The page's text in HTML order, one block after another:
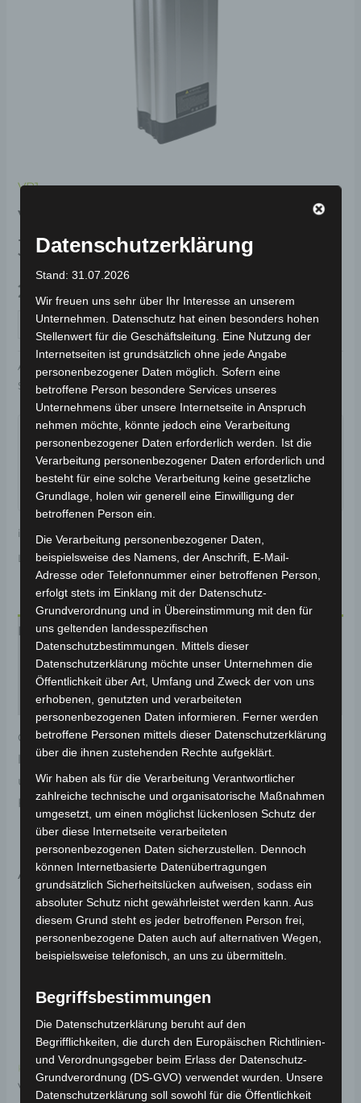
VB1
VB1 BATTERIE LITHIUM
36V 8.8AH – VB1
259,00
IN DEN WARENKORB
Artikelnummer: 3M000-20009-00 Kategorie:
Schlagwörter:Elektrik & Beleuchtung,Akku
Garantiert sicherer Checkout
inkl. 19 % MwSt.
Kostenloser Versand
Lieferzeit:Versandfertig innerhalb 24 Stunden*
Beschreibung
Produktsicherheit
Rezensionen (0)
Original-Ersatzteil für den Pedelec VB1. Batterie
lithium 36v 8.8ah – vb1 für optimale Funktionalität
und Haltbarkeit. Weitere Informationen zum
Fahrzeug findest du hier:Volta Motor Pedelec VB1.
Ähnliche Produkte
Kostenloser Versand
VT5 BLINKER VT5 KABELTERMINAL
Datenschutzerklärung
Stand: 31.07.2026
Wir freuen uns sehr über Ihr Interesse an unserem
Unternehmen. Datenschutz hat einen besonders hohen
Stellenwert für die Geschäftsleitung. Eine Nutzung der
Internetseiten ist grundsätzlich ohne jede Angabe
personenbezogener Daten möglich. Sofern eine
betroffene Person besondere Services unseres
Unternehmens über unsere Internetseite in Anspruch
nehmen möchte, könnte jedoch eine Verarbeitung
personenbezogener Daten erforderlich werden. Ist die
Verarbeitung personenbezogener Daten erforderlich und
besteht für eine solche Verarbeitung keine gesetzliche
Grundlage, holen wir generell eine Einwilligung der
betroffenen Person ein.
Die Verarbeitung personenbezogener Daten,
beispielsweise des Namens, der Anschrift, E-Mail-
Adresse oder Telefonnummer einer betroffenen Person,
erfolgt stets im Einklang mit der Datenschutz-
Grundverordnung und in Übereinstimmung mit den für
uns geltenden landesspezifischen
Datenschutzbestimmungen. Mittels dieser
Datenschutzerklärung möchte unser Unternehmen die
Öffentlichkeit über Art, Umfang und Zweck der von uns
erhobenen, genutzten und verarbeiteten
personenbezogenen Daten informieren. Ferner werden
betroffene Personen mittels dieser Datenschutzerklärung
über die ihnen zustehenden Rechte aufgeklärt.
Wir haben als für die Verarbeitung Verantwortlicher
zahlreiche technische und organisatorische Maßnahmen
umgesetzt, um einen möglichst lückenlosen Schutz der
über diese Internetseite verarbeiteten
personenbezogenen Daten sicherzustellen. Dennoch
können Internetbasierte Datenübertragungen
grundsätzlich Sicherheitslücken aufweisen, sodass ein
absoluter Schutz nicht gewährleistet werden kann. Aus
diesem Grund steht es jeder betroffenen Person frei,
personenbezogene Daten auch auf alternativen Wegen,
beispielsweise telefonisch, an uns zu übermitteln.
Begriffsbestimmungen
Die Datenschutzerklärung beruht auf den
Begrifflichkeiten, die durch den Europäischen Richtlinien-
und Verordnungsgeber beim Erlass der Datenschutz-
Grundverordnung (DS-GVO) verwendet wurden. Unsere
Datenschutzerklärung soll sowohl für die Öffentlichkeit